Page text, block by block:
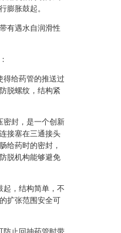
膨胀鼓起。
有遇水自润滑性
得给药管的推送过
脱螺纹，结构紧
密封，是一个创新
接塞在三通接头
给药时的密封，
脱机构能够避免
起，结构简单，不
扩张范围安全可